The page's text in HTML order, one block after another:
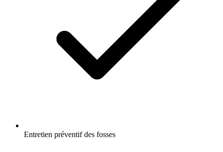
Entretien préventif des fosses